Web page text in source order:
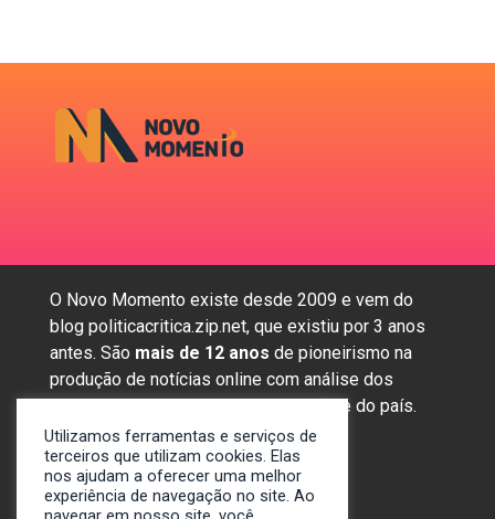
O Novo Momento existe desde 2009 e vem do
blog politicacritica.zip.net, que existiu por 3 anos
antes. São mais de 12 anos de pioneirismo na
produção de notícias online com análise dos
assuntos mais importantes da região e do país.
Sobre nós
Anunciar
Utilizamos ferramentas e serviços de
terceiros que utilizam cookies. Elas
nos ajudam a oferecer uma melhor
experiência de navegação no site. Ao